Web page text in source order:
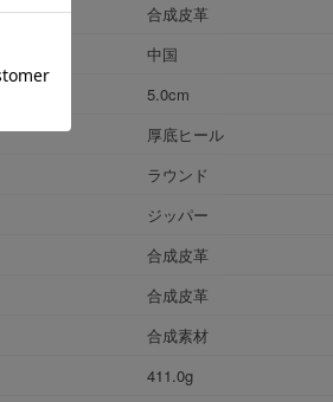
合成皮革
中国
5.0cm
厚底ヒール
ラウンド
ジッパー
合成皮革
合成皮革
合成素材
411.0g